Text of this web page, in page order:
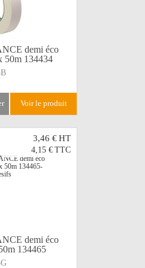
demi éco
50m 134434
voir le produit
3,46 €HT
4,15 € TTC
demi éco
134465